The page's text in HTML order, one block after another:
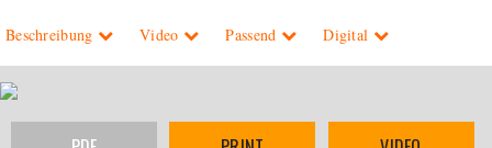
Beschreibung Video Passend Digital